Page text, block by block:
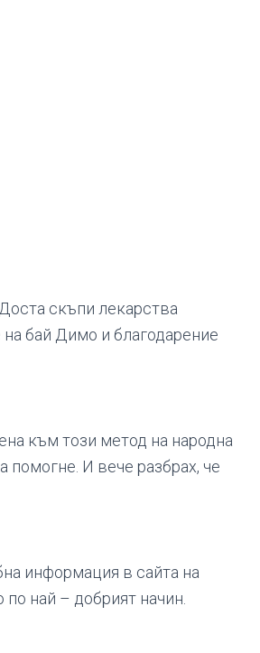
скъпи лекарства
бай Димо и благодарение
към този метод на народна
И вече разбрах, че
информация в сайта на
най – добрият начин.